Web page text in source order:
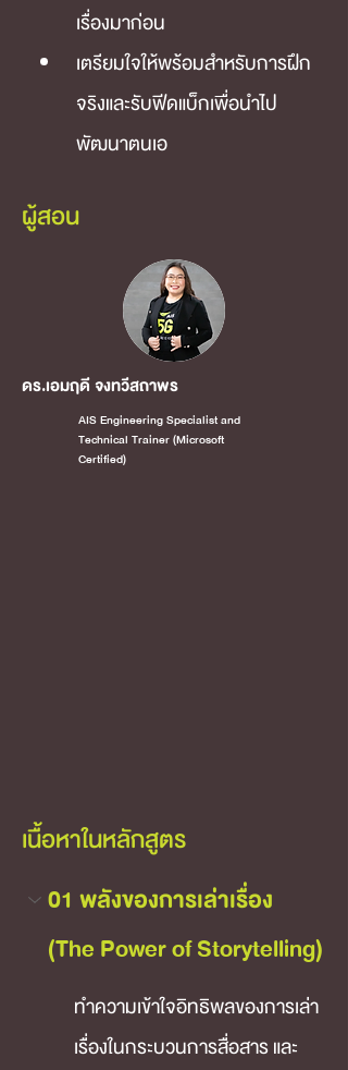
เรื่องมาก่อน
เตรียมใจให้พร้อมสำหรับการฝึก
จริงและรับฟีดแบ็กเพื่อนำไป
พัฒนาตนเอ
ผู้สอน
ดร.เอมฤดี จงทวีสถาพร
AIS Engineering Specialist and
Technical Trainer (Microsoft
Certified)
เนื้อหาในหลักสูตร
01 พลังของการเล่าเรื่อง
(The Power of Storytelling)
ทำความเข้าใจอิทธิพลของการเล่า
เรื่องในกระบวนการสื่อสาร และ